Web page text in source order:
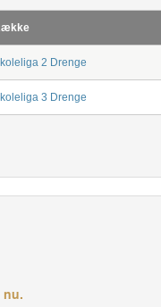
2 Drenge
3 Drenge